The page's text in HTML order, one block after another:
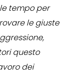
tempo per
le giuste
questo
dei